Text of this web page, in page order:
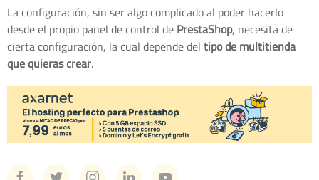
La configuración, sin ser algo complicado al poder hacerlo
desde el propio panel de control dePrestaShop, necesita de
cierta configuración, la cual depende deltipo de multitienda
que quieras crear.